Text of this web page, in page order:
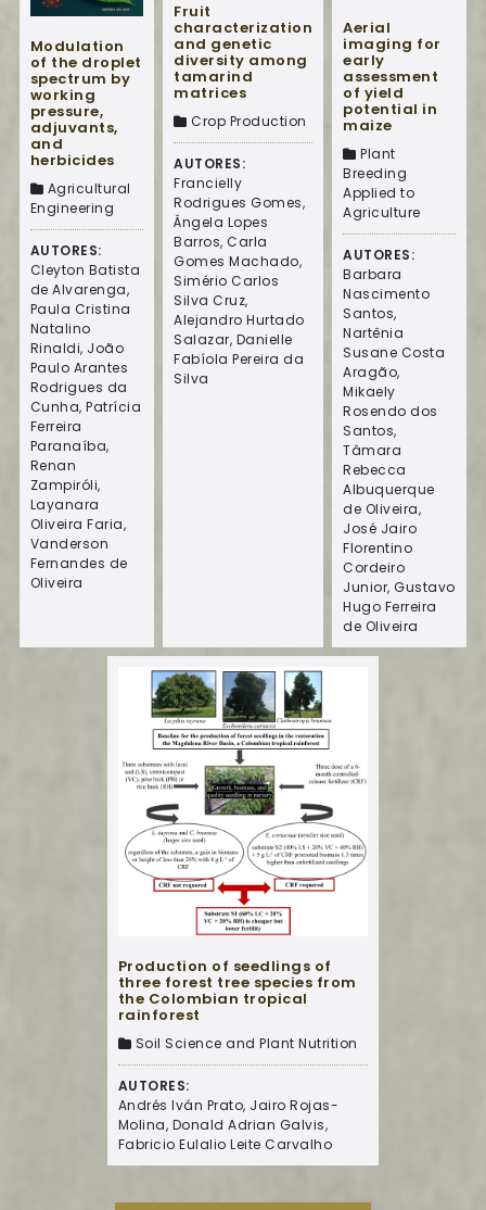
Modulation
of the droplet
spectrum by
working
pressure,
adjuvants,
and
herbicides
Agricultural
Engineering
AUTORES:
Cleyton Batista
de Alvarenga,
Paula Cristina
Natalino
Rinaldi, João
Paulo Arantes
Rodrigues da
Cunha, Patrícia
Ferreira
Paranaíba,
Renan
Zampiróli,
Layanara
Oliveira Faria,
Vanderson
Fernandes de
Oliveira
Fruit
characterization
and genetic
diversity among
tamarind
matrices
Crop Production
AUTORES:
Francielly
Rodrigues Gomes,
Ângela Lopes
Barros, Carla
Gomes Machado,
Simério Carlos
Silva Cruz,
Alejandro Hurtado
Salazar, Danielle
Fabíola Pereira da
Silva
Aerial
imaging for
early
assessment
of yield
potential in
maize
Plant
Breeding
Applied to
Agriculture
AUTORES:
Barbara
Nascimento
Santos,
Nartênia
Susane Costa
Aragão,
Mikaely
Rosendo dos
Santos,
Tâmara
Rebecca
Albuquerque
de Oliveira,
José Jairo
Florentino
Cordeiro
Junior, Gustavo
Hugo Ferreira
de Oliveira
Production of seedlings of
three forest tree species from
the Colombian tropical
rainforest
Soil Science and Plant Nutrition
AUTORES:
Andrés Iván Prato, Jairo Rojas-
Molina, Donald Adrian Galvis,
Fabricio Eulalio Leite Carvalho